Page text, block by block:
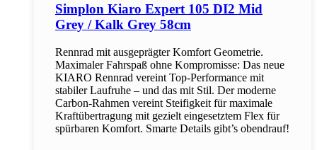
Simplon Kiaro Expert 105 DI2 Mid
Grey / Kalk Grey 58cm
Rennrad mit ausgeprägter Komfort Geometrie.
Maximaler Fahrspaß ohne Kompromisse: Das neue
KIARO Rennrad vereint Top-Performance mit
stabiler Laufruhe – und das mit Stil. Der moderne
Carbon-Rahmen vereint Steifigkeit für maximale
Kraftübertragung mit gezielt eingesetztem Flex für
spürbaren Komfort. Smarte Details gibt’s obendrauf!